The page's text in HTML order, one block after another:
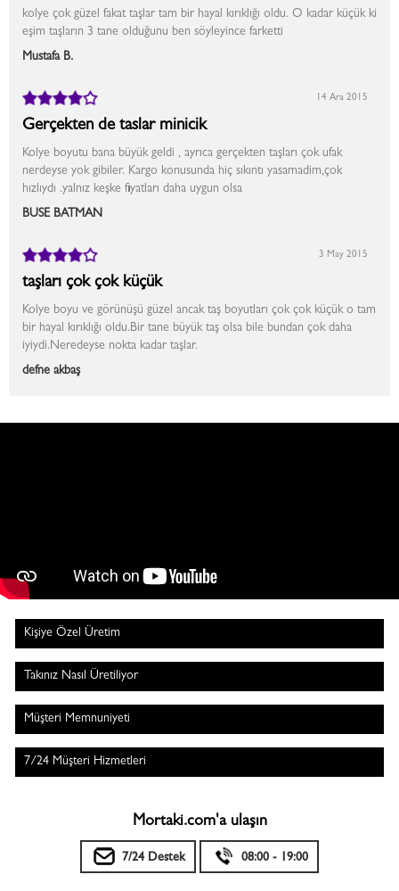
kolye çok güzel fakat taşlar tam bir hayal kırıklığı oldu. O kadar küçük ki
eşim taşların 3 tane olduğunu ben söyleyince farketti
Mustafa B.
Gerçekten de taslar minicik
Kolye boyutu bana büyük geldi , ayrıca gerçekten taşları çok ufak
nerdeyse yok gibiler. Kargo konusunda hiç sıkıntı yasamadim,çok
hızlıydı .yalnız keşke fiyatları daha uygun olsa
BUSE BATMAN
14 Ara 2015
taşları çok çok küçük
Kolye boyu ve görünüşü güzel ancak taş boyutları çok çok küçük o tam
bir hayal kırıklığı oldu.Bir tane büyük taş olsa bile bundan çok daha
iyiydi.Neredeyse nokta kadar taşlar.
defne akbaş
3 May 2015
Kişiye Özel Üretim
Takınız Nasıl Üretiliyor
Müşteri Memnuniyeti
7/24 Müşteri Hizmetleri
Mortaki.com'a ulaşın
7/24 Destek 08:00 - 19:00